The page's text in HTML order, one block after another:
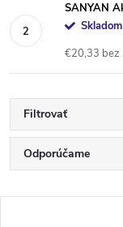
SANYAN
€20,33 bez
Filtrovať
R
a
Odporúčame